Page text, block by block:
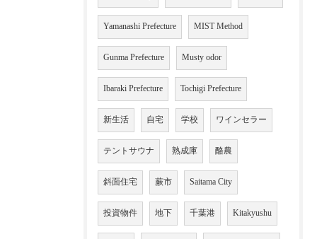
Yamanashi Prefecture MIST Method
Gunma Prefecture Musty odor
Ibaraki Prefecture Tochigi Prefecture
新生活 自宅 学校 ワインセラー
テントサウナ 熟成庫 酪農
斜面住宅 蕨市 Saitama City
投資物件 地下 千葉港 Kitakyushu